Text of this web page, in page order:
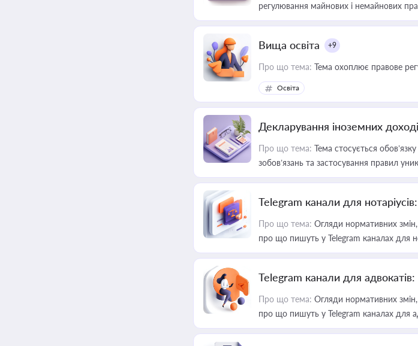
регулювання майнових і немайнових
Вища освіта +9
Про що тема: Тема охоплює правове
Освіта
Декларування іноземних
Про що тема: Тема стосується
зобов’язань та застосування правил
Telegram канали для
Про що тема: Огляди нормативних
про що пишуть у Telegram каналах для
Telegram канали для
Про що тема: Огляди нормативних
про що пишуть у Telegram каналах для